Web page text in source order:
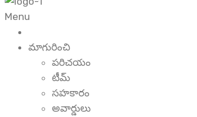
Menu
మాగురించి
పరిచయం
టీమ్
సహకారం
అవార్డులు